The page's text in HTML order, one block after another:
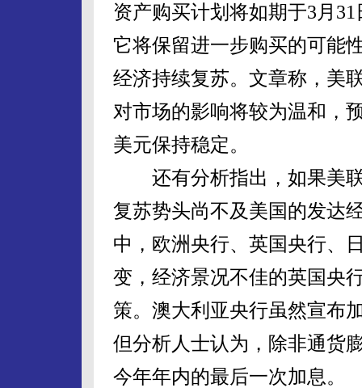
资产购买计划将如期于3月
它将保留进一步购买的可能
经济持续复苏。文章称，美
对市场的影响将较为温和，
美元保持稳定。
还有分析指出，如果美联
复苏势头尚不及美国的发达
中，欧洲央行、英国央行、
变，经济景况不佳的英国央
策。澳大利亚央行虽然宣布
但分析人士认为，除非通货
今年年内的最后一次加息。